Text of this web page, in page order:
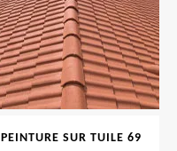
PEINTURE SUR TUILE 69